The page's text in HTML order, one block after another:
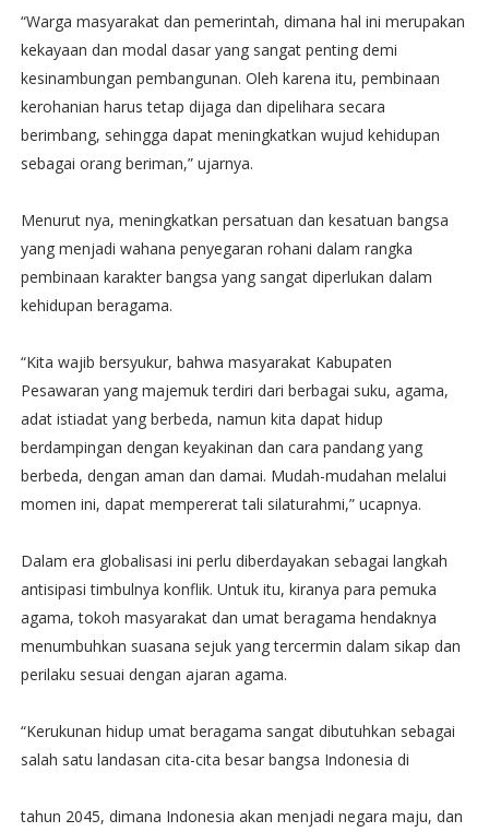
“Warga masyarakat dan pemerintah, dimana hal ini merupakan
kekayaan dan modal dasar yang sangat penting demi
kesinambungan pembangunan. Oleh karena itu, pembinaan
kerohanian harus tetap dijaga dan dipelihara secara
berimbang, sehingga dapat meningkatkan wujud kehidupan
sebagai orang beriman,” ujarnya.
Menurut nya, meningkatkan persatuan dan kesatuan bangsa
yang menjadi wahana penyegaran rohani dalam rangka
pembinaan karakter bangsa yang sangat diperlukan dalam
kehidupan beragama.
“Kita wajib bersyukur, bahwa masyarakat Kabupaten
Pesawaran yang majemuk terdiri dari berbagai suku, agama,
adat istiadat yang berbeda, namun kita dapat hidup
berdampingan dengan keyakinan dan cara pandang yang
berbeda, dengan aman dan damai. Mudah-mudahan melalui
momen ini, dapat mempererat tali silaturahmi,” ucapnya.
Dalam era globalisasi ini perlu diberdayakan sebagai langkah
antisipasi timbulnya konflik. Untuk itu, kiranya para pemuka
agama, tokoh masyarakat dan umat beragama hendaknya
menumbuhkan suasana sejuk yang tercermin dalam sikap dan
perilaku sesuai dengan ajaran agama.
“Kerukunan hidup umat beragama sangat dibutuhkan sebagai
salah satu landasan cita-cita besar bangsa Indonesia di
tahun 2045, dimana Indonesia akan menjadi negara maju, dan